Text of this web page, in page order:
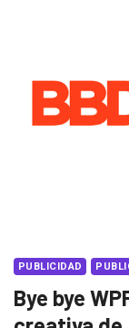
PUBLICIDAD
Bye bye